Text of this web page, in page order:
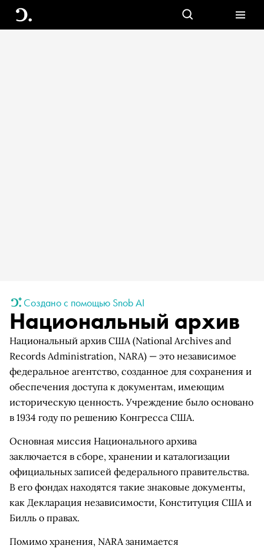
Создано с помощью Snob AI
Национальный архив
Национальный архив США (National Archives and
Records Administration, NARA) — это независимое
федеральное агентство, созданное для сохранения и
обеспечения доступа к документам, имеющим
историческую ценность. Учреждение было основано
в 1934 году по решению Конгресса США.
Основная миссия Национального архива
заключается в сборе, хранении и каталогизации
официальных записей федерального правительства.
В его фондах находятся такие знаковые документы,
как Декларация независимости, Конституция США и
Билль о правах.
Помимо хранения, NARA занимается